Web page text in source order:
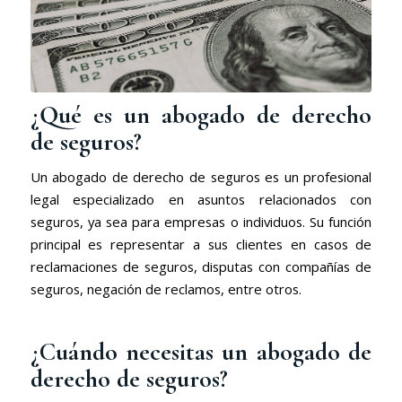
¿Qué es un abogado de derecho
de seguros?
Un abogado de derecho de seguros es un profesional
legal especializado en asuntos relacionados con
seguros, ya sea para empresas o individuos. Su función
principal es representar a sus clientes en casos de
reclamaciones de seguros, disputas con compañías de
seguros, negación de reclamos, entre otros.
¿Cuándo necesitas un abogado de
derecho de seguros?